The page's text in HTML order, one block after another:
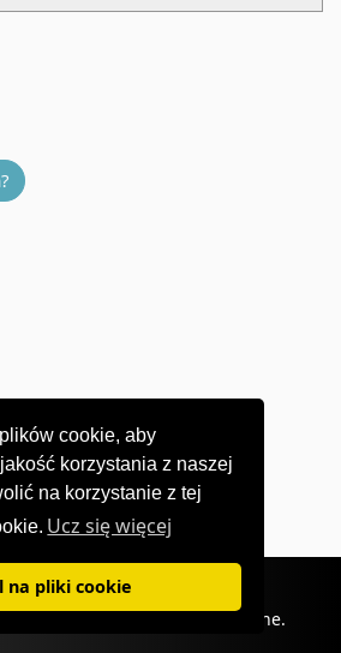
cookie, aby
korzystania z naszej
na korzystanie z tej
Ucz się więcej
na pliki cookie
Polityka prywatności
Ltd. Wszelkie prawa zastrzeżone.